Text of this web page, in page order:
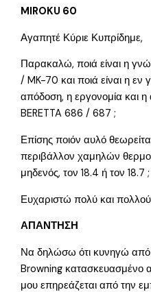
MIROKU 60
Αγαπητέ Κύριε Κυπρίδημε,
Παρακαλώ, ποιά είναι η
/ MK-70 και ποιά είναι η εν
απόδοση, η εργονομία και η
BERETTA 686 / 687 ;
Επίσης ποιόν αυλό
περιβάλλον χαμηλών
μηδενός, τον 18.4 ή τον 18.7 ;
Ευχαριστώ πολύ και
ΑΠΑΝΤΗΣΗ
Να δηλώσω ότι κυνηγώ από
Browning κατασκευασμένο
μου επηρεάζεται από την